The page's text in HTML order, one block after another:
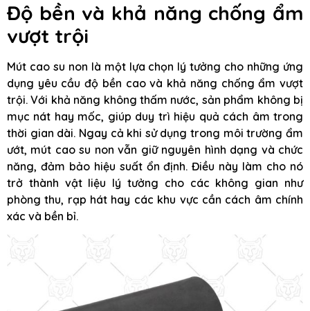
Độ bền và khả năng chống ẩm
vượt trội
Mút cao su non là một lựa chọn lý tưởng cho những ứng
dụng yêu cầu độ bền cao và khả năng chống ẩm vượt
trội. Với khả năng không thấm nước, sản phẩm không bị
mục nát hay mốc, giúp duy trì hiệu quả cách âm trong
thời gian dài. Ngay cả khi sử dụng trong môi trường ẩm
ướt, mút cao su non vẫn giữ nguyên hình dạng và chức
năng, đảm bảo hiệu suất ổn định. Điều này làm cho nó
trở thành vật liệu lý tưởng cho các không gian như
phòng thu, rạp hát hay các khu vực cần cách âm chính
xác và bền bỉ.